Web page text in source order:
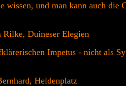
und man kann auch
Duineser Elegien
Impetus - nicht als
Heldenplatz